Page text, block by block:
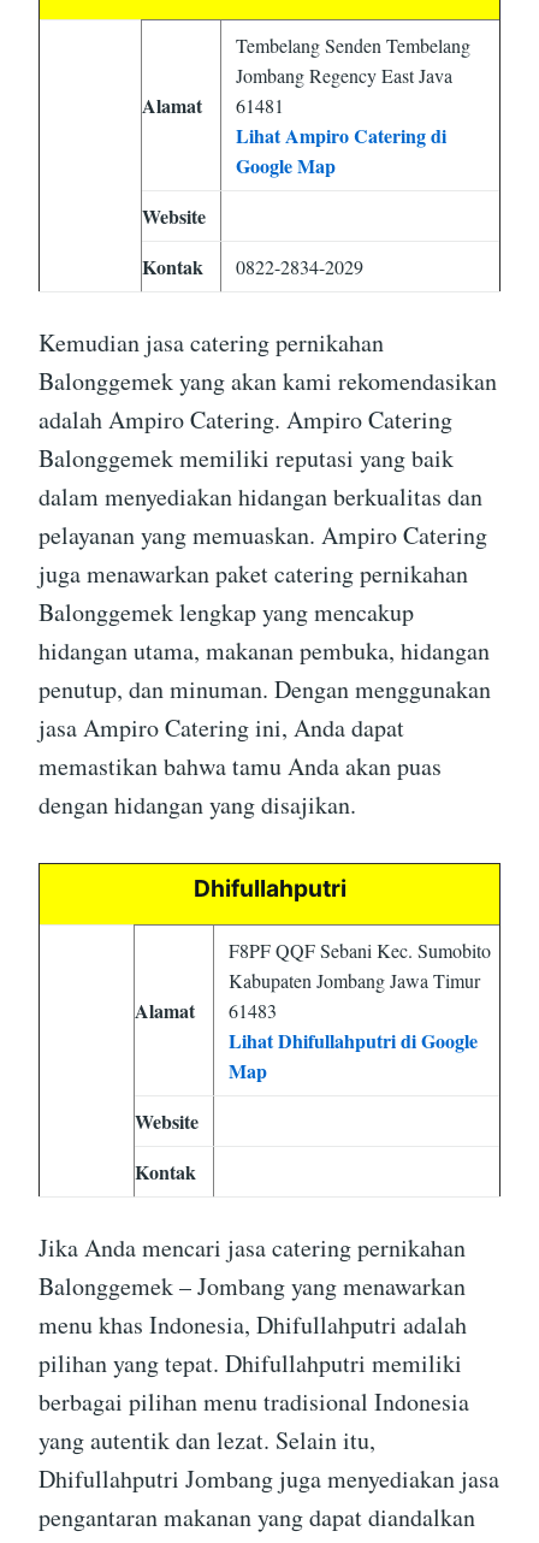
Alamat
Tembelang Senden Tembelang
Jombang Regency East Java
61481
Lihat Ampiro Catering di
Google Map
Website
Kontak
0822-2834-2029
Kemudian jasa catering pernikahan
Balonggemek yang akan kami rekomendasikan
adalah Ampiro Catering. Ampiro Catering
Balonggemek memiliki reputasi yang baik
dalam menyediakan hidangan berkualitas dan
pelayanan yang memuaskan. Ampiro Catering
juga menawarkan paket catering pernikahan
Balonggemek lengkap yang mencakup
hidangan utama, makanan pembuka, hidangan
penutup, dan minuman. Dengan menggunakan
jasa Ampiro Catering ini, Anda dapat
memastikan bahwa tamu Anda akan puas
dengan hidangan yang disajikan.
Dhifullahputri
Alamat
F8PF QQF Sebani Kec. Sumobito
Kabupaten Jombang Jawa Timur
61483
Lihat Dhifullahputri di Google
Map
Website
Kontak
Jika Anda mencari jasa catering pernikahan
Balonggemek – Jombang yang menawarkan
menu khas Indonesia, Dhifullahputri adalah
pilihan yang tepat. Dhifullahputri memiliki
berbagai pilihan menu tradisional Indonesia
yang autentik dan lezat. Selain itu,
Dhifullahputri Jombang juga menyediakan jasa
pengantaran makanan yang dapat diandalkan